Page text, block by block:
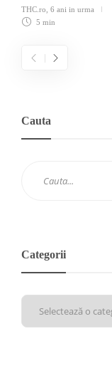
THC.ro, 6 ani in urma
5 min
Cauta
Categorii